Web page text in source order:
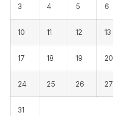
3 4 5 6
10 11 12 13
17 18 19 20
24 25 26 27
31